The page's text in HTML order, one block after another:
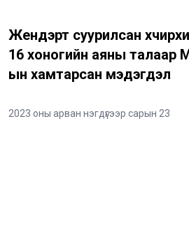
Жендэрт суурилсан
16 хоногийн аяны талаар
ын хамтарсан мэдэгдэл
2023 оны арван нэгдүгээр сарын 23